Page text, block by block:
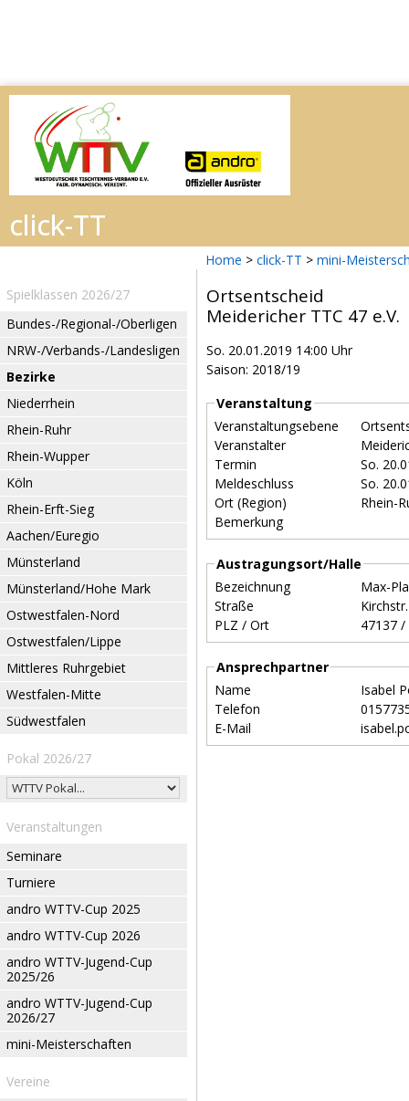
Home > click-TT > mini-
Spielklassen 2026/27
Bundes-/Regional-/Oberligen
NRW-/Verbands-/Landesligen
Bezirke
Niederrhein
Rhein-Ruhr
Rhein-Wupper
Köln
Rhein-Erft-Sieg
Aachen/Euregio
Münsterland
Münsterland/Hohe Mark
Ostwestfalen-Nord
Ostwestfalen/Lippe
Mittleres Ruhrgebiet
Westfalen-Mitte
Südwestfalen
Pokal 2026/27
Veranstaltungen
Seminare
Turniere
andro WTTV-Cup 2025
andro WTTV-Cup 2026
andro WTTV-Jugend-Cup
2025/26
andro WTTV-Jugend-Cup
2026/27
mini-Meisterschaften
Vereine
Ortsentscheid
Meidericher TTC 47 e.V.
So. 20.01.2019 14:00 Uhr
Saison: 2018/19
Veranstaltung
Veranstaltungsebene
Veranstalter
Termin
So.
Meldeschluss
So.
Ort (Region)
Rhein-
Bemerkung
Austragungsort/Halle
Bezeichnung
Max-
Straße
PLZ / Ort
Ansprechpartner
Name
Isabel
Telefon
E-Mail